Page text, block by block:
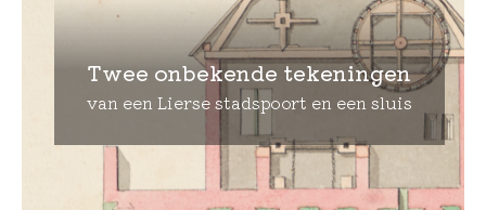
Twee onbekende tekeningen
van een Lierse stadspoort en een sluis